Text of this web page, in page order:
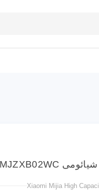
Xiaomi Mijia High